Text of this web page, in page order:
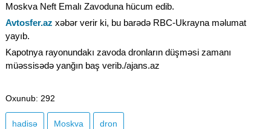
Moskva Neft Emalı Zavoduna hücum edib.
Avtosfer.az xəbər verir ki, bu barədə RBC-Ukrayna məlumat
yayıb.
Kapotnya rayonundakı zavoda dronların düşməsi zamanı
müəssisədə yanğın baş verib./ajans.az
Oxunub: 292
hadisə Moskva dron